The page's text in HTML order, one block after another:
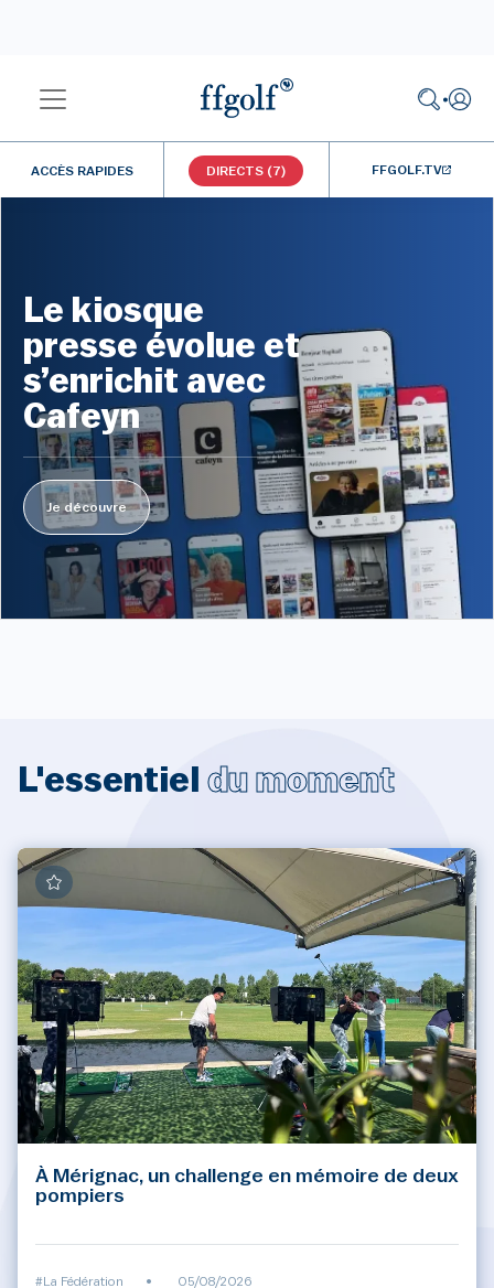
ACCÈS RAPIDES DIRECTS (7) FFGOLF.TV
Le kiosque
presse évolue et
s’enrichit avec
Cafeyn
Je découvre
L'essentiel du moment
À Mérignac, un challenge en mémoire de deux
pompiers
#La Fédération • 05/08/2026